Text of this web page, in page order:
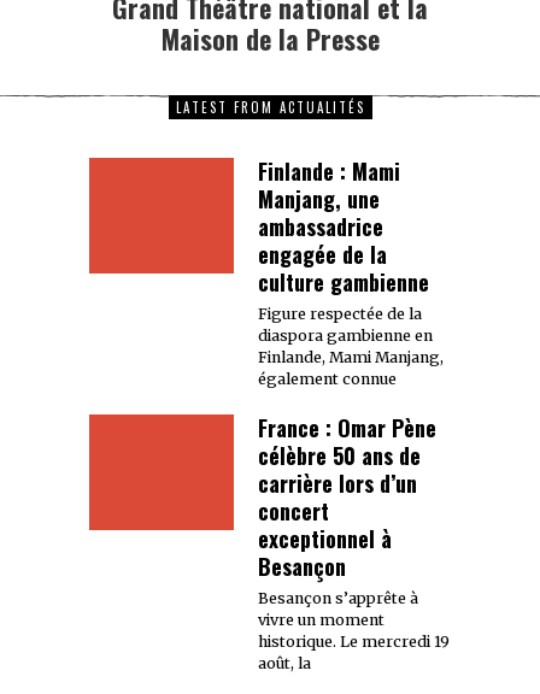
Maison de la Presse
LATEST FROM ACTUALITÉS
Finlande : Mami
Manjang, une
ambassadrice
engagée de la
culture gambienne
Figure respectée de la
diaspora gambienne en
Finlande, Mami Manjang,
également connue
France : Omar Pène
célèbre 50 ans de
carrière lors d’un
concert
exceptionnel à
Besançon
Besançon s’apprête à
vivre un moment
historique. Le mercredi 19
août, la